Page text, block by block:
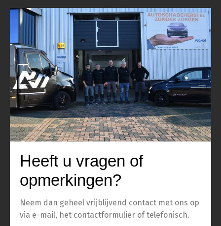
Heeft u vragen of
opmerkingen?
Neem dan geheel vrijblijvend contact met ons op
via e-mail, het contactformulier of telefonisch.